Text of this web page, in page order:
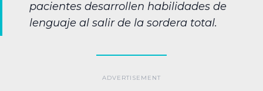
pacientes desarrollen habilidades de
lenguaje al salir de la sordera total.